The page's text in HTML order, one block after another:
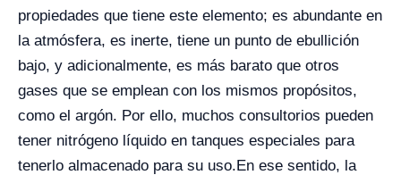
propiedades que tiene este elemento; es abundante en
la atmósfera, es inerte, tiene un punto de ebullición
bajo, y adicionalmente, es más barato que otros
gases que se emplean con los mismos propósitos,
como el argón. Por ello, muchos consultorios pueden
tener nitrógeno líquido en tanques especiales para
tenerlo almacenado para su uso.En ese sentido, la